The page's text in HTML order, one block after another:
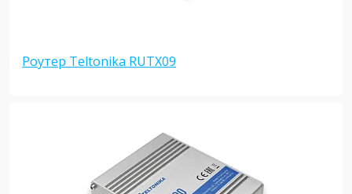
Роутер Teltonika RUTX09